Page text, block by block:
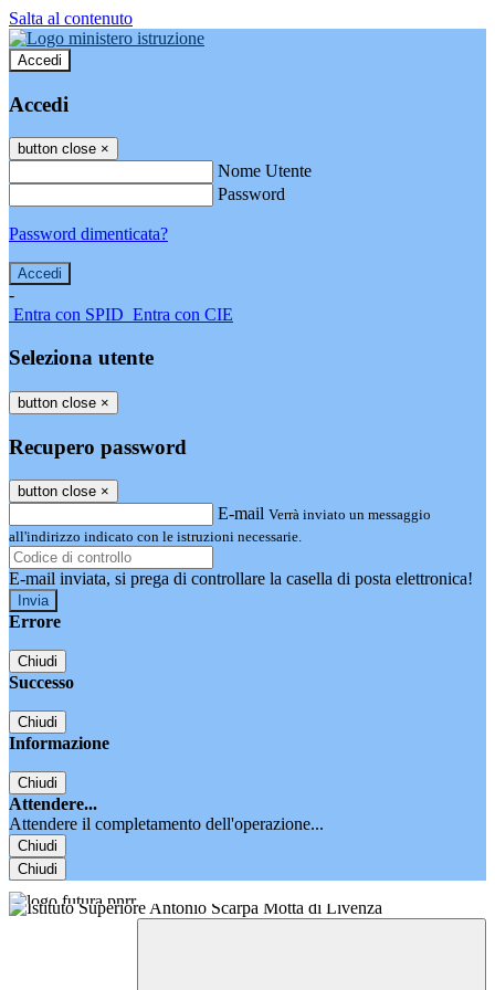
Salta al contenuto
Accedi
Accedi
button close ×
Nome Utente
Password
Password dimenticata?
-
Entra con SPID Entra con CIE
Seleziona utente
button close ×
Recupero password
button close ×
E-mail Verrà inviato un messaggio
all'indirizzo indicato con le istruzioni necessarie.
E-mail inviata, si prega di controllare la casella di posta elettronica!
Errore
Chiudi
Successo
Chiudi
Informazione
Chiudi
Attendere...
Attendere il completamento dell'operazione...
Chiudi
Chiudi